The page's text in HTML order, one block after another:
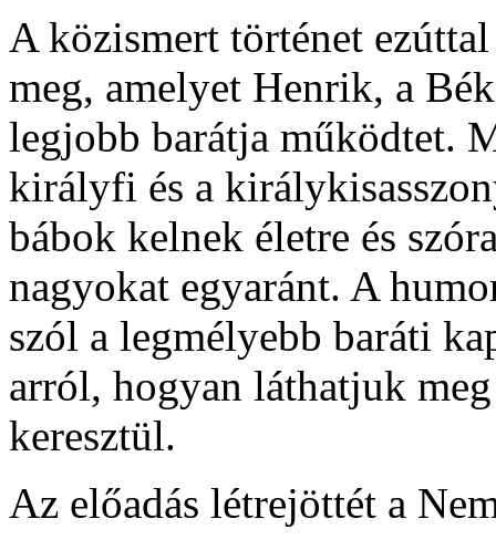
A közismert történet
meg, amelyet Henrik, a
legjobb barátja működtet.
királyfi és a
bábok kelnek életre és
nagyokat egyaránt. A
szól a legmélyebb baráti
arról, hogyan láthatjuk
keresztül.
Az előadás létrejöttét a